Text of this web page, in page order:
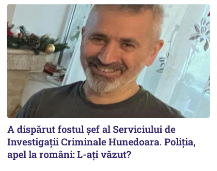
A dispărut fostul șef al Serviciului de
Investigații Criminale Hunedoara. Poliția,
apel la români: L-ați văzut?